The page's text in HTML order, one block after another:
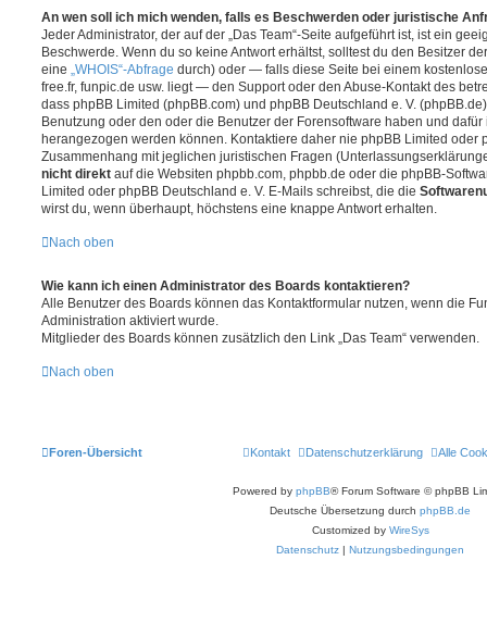
An wen soll ich mich wenden, falls es Beschwerden oder juristische
Jeder Administrator, der auf der „Das Team“-Seite aufgeführt ist, ist ein
Beschwerde. Wenn du so keine Antwort erhältst, solltest du den Besitzer
eine „WHOIS“-Abfrage durch) oder — falls diese Seite bei einem
free.fr, funpic.de usw. liegt — den Support oder den Abuse-Kontakt des
dass phpBB Limited (phpBB.com) und phpBB Deutschland e. V.
Benutzung oder den oder die Benutzer der Forensoftware haben und
herangezogen werden können. Kontaktiere daher nie phpBB Limited oder
Zusammenhang mit jeglichen juristischen Fragen
nicht direkt auf die Websiten phpbb.com, phpbb.de oder die phpBB-
Limited oder phpBB Deutschland e. V. E-Mails schreibst, die die
wirst du, wenn überhaupt, höchstens eine knappe Antwort erhalten.
Nach oben
Wie kann ich einen Administrator des Boards kontaktieren?
Alle Benutzer des Boards können das Kontaktformular nutzen, wenn die
Administration aktiviert wurde.
Mitglieder des Boards können zusätzlich den Link „Das Team“ verwenden.
Nach oben
Foren-Übersicht Alle
Datenschutzerklärung
Kontakt
Powered by phpBB® Forum Software © phpBB
Deutsche Übersetzung durch phpBB.de
Customized by WireSys
Datenschutz
Nutzungsbedingungen